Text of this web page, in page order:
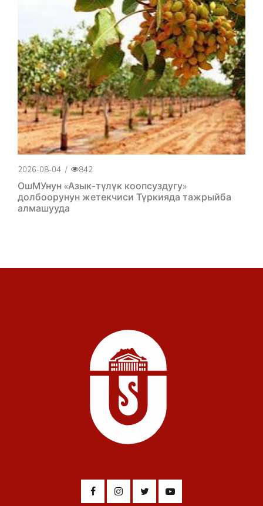
2026-08-04 / 842
ОшМУнун «Азык-түлүк коопсуздугу»
долбоорунун жетекчиси Түркияда тажрыйба
алмашууда